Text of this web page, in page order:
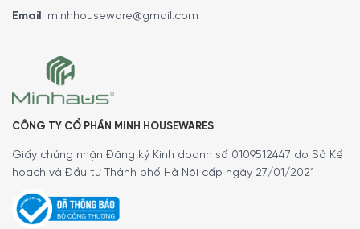
Email : minhhouseware@gmail.com
CÔNG TY CỔ PHẦN MINH HOUSEWARES
Giấy chứng nhận Đăng ký Kinh doanh số 0109512447 do Sở Kế
hoạch và Đầu tư Thành phố Hà Nội cấp ngày 27/01/2021